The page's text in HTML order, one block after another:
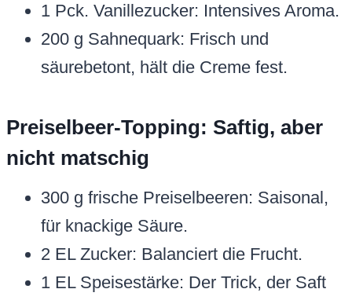
1 Pck. Vanillezucker: Intensives Aroma.
200 g Sahnequark: Frisch und
säurebetont, hält die Creme fest.
Preiselbeer-Topping: Saftig, aber
nicht matschig
300 g frische Preiselbeeren: Saisonal,
für knackige Säure.
2 EL Zucker: Balanciert die Frucht.
1 EL Speisestärke: Der Trick, der Saft